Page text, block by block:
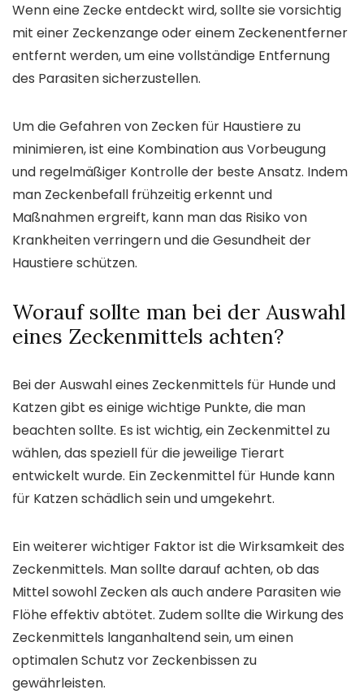
Wenn eine Zecke entdeckt wird, sollte sie vorsichtig
mit einer Zeckenzange oder einem Zeckenentferner
entfernt werden, um eine vollständige Entfernung
des Parasiten sicherzustellen.
Um die Gefahren von Zecken für Haustiere zu
minimieren, ist eine Kombination aus Vorbeugung
und regelmäßiger Kontrolle der beste Ansatz. Indem
man Zeckenbefall frühzeitig erkennt und
Maßnahmen ergreift, kann man das Risiko von
Krankheiten verringern und die Gesundheit der
Haustiere schützen.
Worauf sollte man bei der Auswahl
eines Zeckenmittels achten?
Bei der Auswahl eines Zeckenmittels für Hunde und
Katzen gibt es einige wichtige Punkte, die man
beachten sollte. Es ist wichtig, ein Zeckenmittel zu
wählen, das speziell für die jeweilige Tierart
entwickelt wurde. Ein Zeckenmittel für Hunde kann
für Katzen schädlich sein und umgekehrt.
Ein weiterer wichtiger Faktor ist die Wirksamkeit des
Zeckenmittels. Man sollte darauf achten, ob das
Mittel sowohl Zecken als auch andere Parasiten wie
Flöhe effektiv abtötet. Zudem sollte die Wirkung des
Zeckenmittels langanhaltend sein, um einen
optimalen Schutz vor Zeckenbissen zu
gewährleisten.